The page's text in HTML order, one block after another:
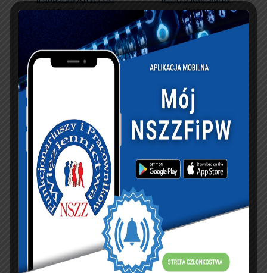
Gdańsk-Oliwa.
Więziennej w
Regatach Żeglarskich
KSIĘGA GOŚCI:
Zobacz księgę
dopisz do księgi
NASZ FACEBOOK